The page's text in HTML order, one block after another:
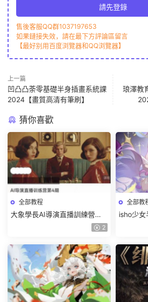
請先登錄
售後客服QQ群1037197653
如果鏈接失效，請在最下方評論區留言
【最好别用百度浏覽器和QQ浏覽器】
上一篇
凹凸凸荼零基礎半身插畫系統課
2024【畫質高清有筆刷】
琅澤教
猜你喜歡
全部教程
大象學長AI導演直播訓練營第4
期2026【畫質高清有資料】 2
全部教
isho少
2026【